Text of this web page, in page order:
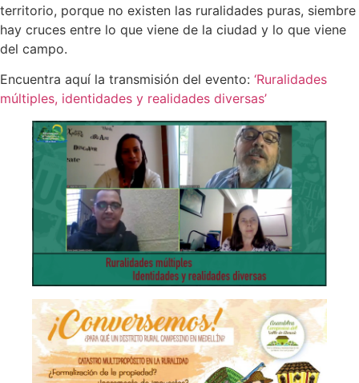
territorio, porque no existen las ruralidades puras, siembre
hay cruces entre lo que viene de la ciudad y lo que viene
del campo.
Encuentra aquí la transmisión del evento: ‘Ruralidades
múltiples, identidades y realidades diversas’